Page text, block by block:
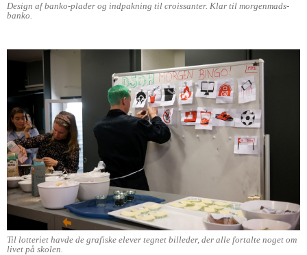
Design af banko-plader og indpakning til croissanter. Klar til morgenmads-
banko.
Til lotteriet havde de grafiske elever tegnet billeder, der alle fortalte noget om
livet på skolen.